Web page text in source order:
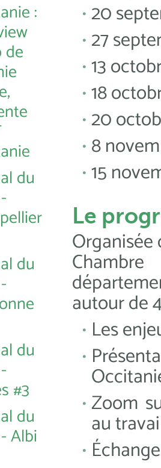
:
de
du
du
du
#3
du
Albi
20
27
13
18
20
8
15
Le
Organisée
autour de
Les
Zoom
au